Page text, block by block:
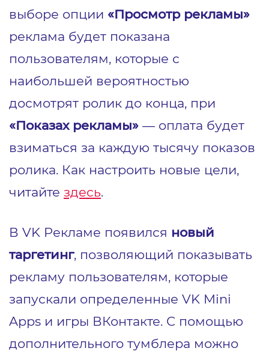
выборе опции «Просмотр рекламы»
реклама будет показана
пользователям, которые с
наибольшей вероятностью
досмотрят ролик до конца, при
«Показах рекламы» — оплата будет
взиматься за каждую тысячу показов
ролика. Как настроить новые цели,
читайте здесь.
В VK Рекламе появился новый
таргетинг, позволяющий показывать
рекламу пользователям, которые
запускали определенные VK Mini
Apps и игры ВКонтакте. С помощью
дополнительного тумблера можно